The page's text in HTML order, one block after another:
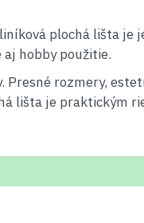
plochá lišta je
hobby použitie.
rozmery,
lišta je praktickým